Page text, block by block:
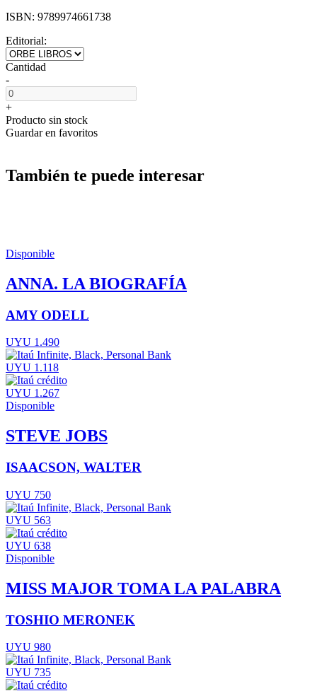
ISBN: 9789974661738
Editorial:
Cantidad
-
+
Producto sin stock
Guardar en favoritos
También te puede interesar
Disponible
ANNA. LA BIOGRAFÍA
AMY ODELL
UYU 1.490
UYU 1.118
UYU 1.267
Disponible
STEVE JOBS
ISAACSON, WALTER
UYU 750
UYU 563
UYU 638
Disponible
MISS MAJOR TOMA LA PALABRA
TOSHIO MERONEK
UYU 980
UYU 735